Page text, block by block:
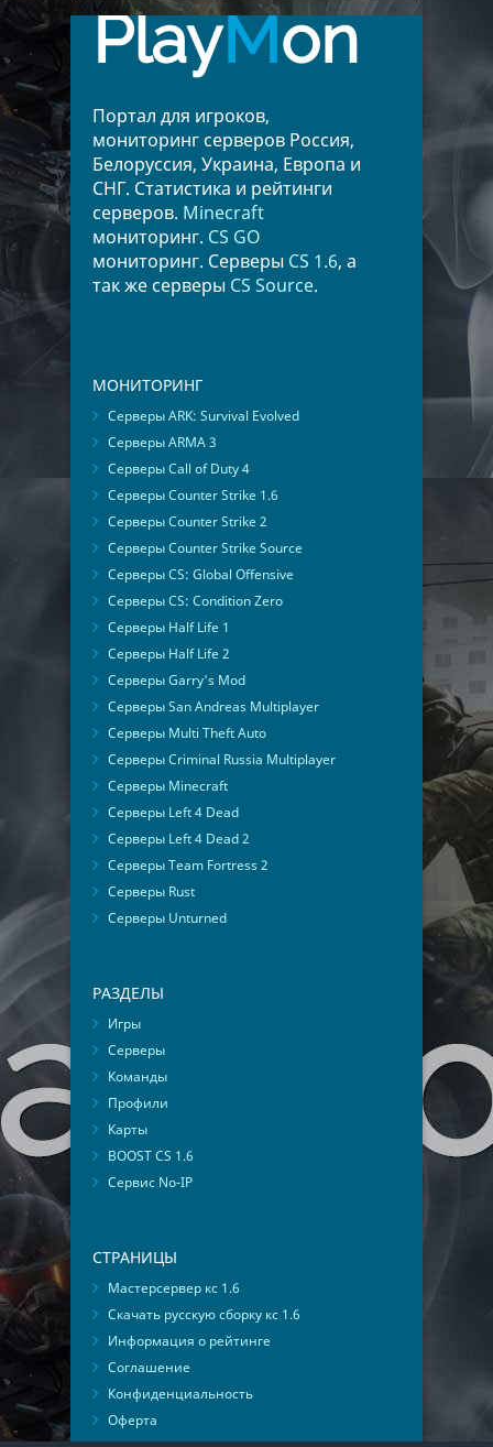
PlayMon
Портал для игроков,
мониторинг серверов Россия,
Белоруссия, Украина, Европа и
СНГ. Статистика и рейтинги
серверов. Minecraft
мониторинг. CS GO
мониторинг. Серверы CS 1.6, а
так же серверы CS Source.
МОНИТОРИНГ
Серверы ARK: Survival Evolved
Серверы ARMA 3
Серверы Call of Duty 4
Серверы Counter Strike 1.6
Серверы Counter Strike 2
Серверы Counter Strike Source
Серверы CS: Global Offensive
Серверы CS: Condition Zero
Серверы Half Life 1
Серверы Half Life 2
Серверы Garry's Mod
Серверы San Andreas Multiplayer
Серверы Multi Theft Auto
Серверы Criminal Russia Multiplayer
Серверы Minecraft
Серверы Left 4 Dead
Серверы Left 4 Dead 2
Серверы Team Fortress 2
Серверы Rust
Серверы Unturned
РАЗДЕЛЫ
Игры
Серверы
Команды
Профили
Карты
BOOST CS 1.6
Сервис No-IP
СТРАНИЦЫ
Мастерсервер кс 1.6
Скачать русскую сборку кс 1.6
Информация о рейтинге
Соглашение
Конфиденциальность
Оферта